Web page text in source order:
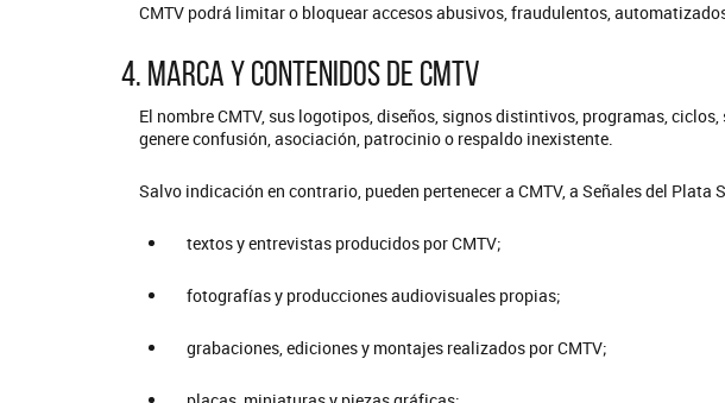
CMTV podrá limitar o bloquear accesos abusivos, fraudulentos,
4. Marca y contenidos de CMTV
El nombre CMTV, sus logotipos, diseños, signos distintivos, programas,
genere confusión, asociación, patrocinio o respaldo inexistente.
Salvo indicación en contrario, pueden pertenecer a CMTV, a Señales del
textos y entrevistas producidos por CMTV;
fotografías y producciones audiovisuales propias;
grabaciones, ediciones y montajes realizados por CMTV;